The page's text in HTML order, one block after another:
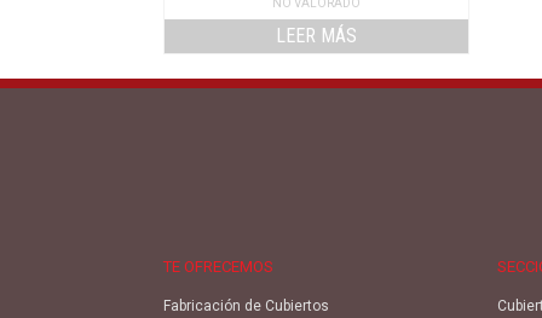
NO VALORADO
LEER MÁS
TE OFRECEMOS
Fabricación de Cubiertos